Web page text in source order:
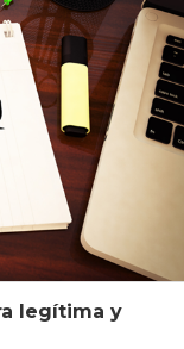
legítima y